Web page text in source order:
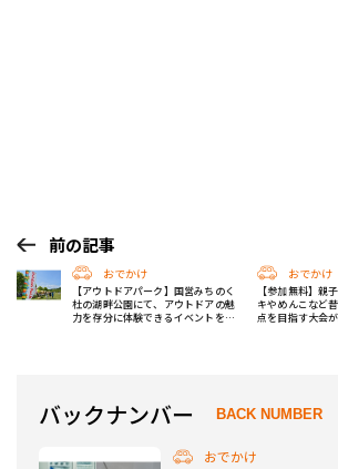
前の記事
おでかけ
【アウトドアパーク】国営みちのく
杜の湖畔公園にて、アウトドアの魅
力を存分に体験できるイベントを開
おでかけ
【参加無料】親
キやめんこなど
点を目指す大会
バックナンバー BACK NUMBER
おでかけ